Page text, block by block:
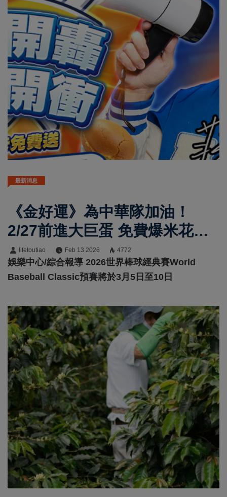
最新消息
《金好運》為中華隊加油！
2/27前進大巨蛋 免費爆米花、
雞蛋糕大放送
lifetoutiao Feb 13 2026 4772
娛樂中心/綜合報導 2026世界棒球經典賽World
Baseball Classic預賽將於3月5日至10日